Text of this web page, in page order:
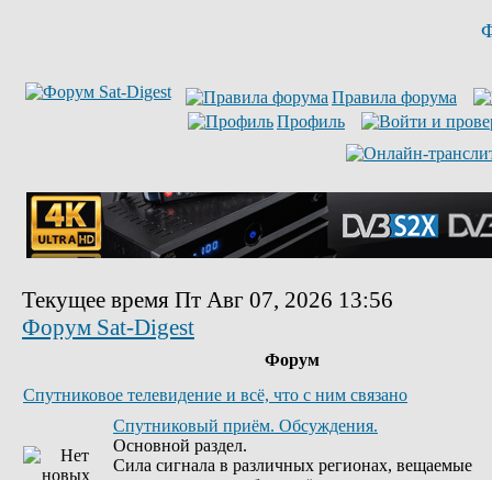
Правила форума
Профиль
Текущее время Пт Авг 07, 2026 13:56
Форум Sat-Digest
Форум
Спутниковое телевидение и всё, что с ним связано
Спутниковый приём. Обсуждения.
Основной раздел.
Сила сигнала в различных регионах, вещаемые